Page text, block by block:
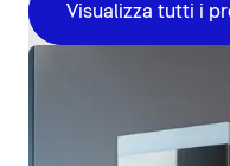
Visualizza tutti i